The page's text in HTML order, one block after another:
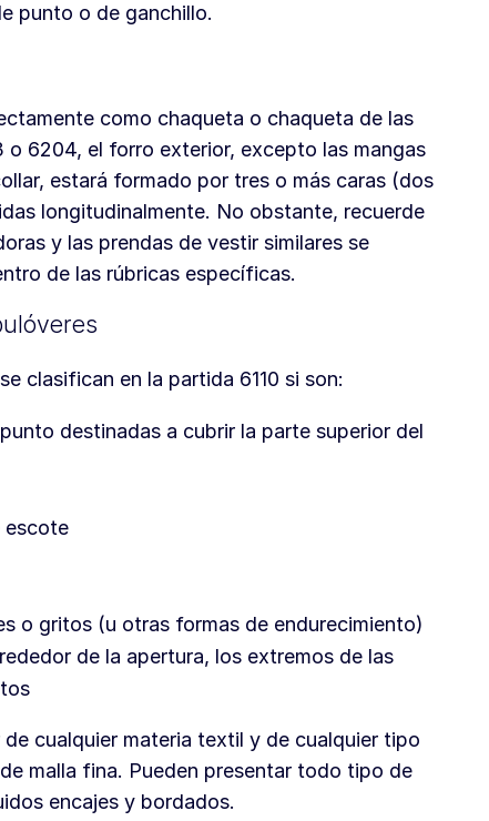
punto o de ganchillo.
como chaqueta o chaqueta de las
o 6204, el forro exterior, excepto las mangas
estará formado por tres o más caras (dos
longitudinalmente. No obstante, recuerde
y las prendas de vestir similares se
de las rúbricas específicas.
se clasifican en la partida 6110 si son:
destinadas a cubrir la parte superior del
escote
o gritos (u otras formas de endurecimiento)
de la apertura, los extremos de las
de cualquier materia textil y de cualquier tipo
malla fina. Pueden presentar todo tipo de
encajes y bordados.